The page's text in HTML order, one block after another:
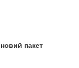
пакет